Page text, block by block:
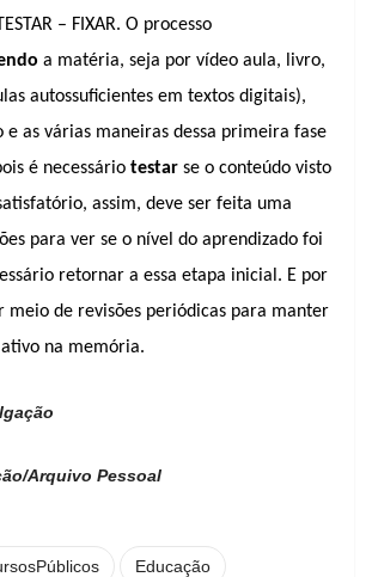
– FIXAR. O processo
a matéria, seja por vídeo aula, livro,
autossuficientes em textos digitais),
e as várias maneiras dessa primeira fase
é necessário testar se o conteúdo visto
assim, deve ser feita uma
para ver se o nível do aprendizado foi
retornar a essa etapa inicial. E por
meio de revisões periódicas para manter
na memória.
Arquivo Pessoal
Educação